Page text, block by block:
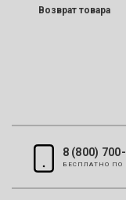
Возврат товара
8 (800)
БЕСПЛАТНО ПО